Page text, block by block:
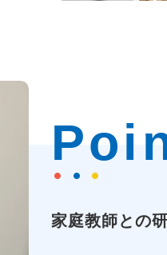
家庭教師との